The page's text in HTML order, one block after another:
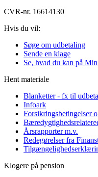
CVR-nr. 16614130
Hvis du vil:
Søge om udbetaling
Sende en klage
Se, hvad du kan på
Hent materiale
Blanketter - fx til
Infoark
Forsikringsbetingelser
Årsrapporter m.v.
Redegørelser fra
Klogere på pension